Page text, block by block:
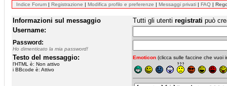
Indice Forum | Registrazione | Modifica profilo e preferenze | Messaggi privati | FAQ |
Informazioni sul messaggio Tutti gli utenti registrati può
Username:
Password:
Ho dimenticato la mia password!
Testo del messaggio:
l'HTML è: Non attivo
i BBcode è: Attivo
Emoticon (clicca sulle faccine che vuoi